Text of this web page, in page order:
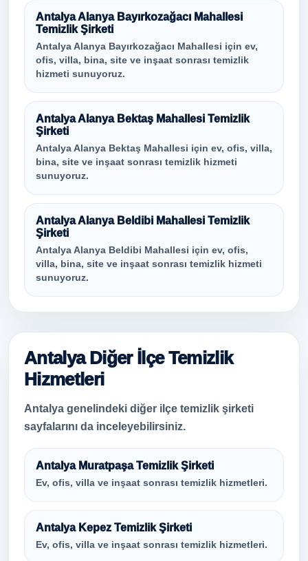
Antalya Alanya Bayırkozağacı Mahallesi
Temizlik Şirketi
Antalya Alanya Bayırkozağacı Mahallesi için ev,
ofis, villa, bina, site ve inşaat sonrası temizlik
hizmeti sunuyoruz.
Antalya Alanya Bektaş Mahallesi Temizlik
Şirketi
Antalya Alanya Bektaş Mahallesi için ev, ofis, villa,
bina, site ve inşaat sonrası temizlik hizmeti
sunuyoruz.
Antalya Alanya Beldibi Mahallesi Temizlik
Şirketi
Antalya Alanya Beldibi Mahallesi için ev, ofis,
villa, bina, site ve inşaat sonrası temizlik hizmeti
sunuyoruz.
Antalya Diğer İlçe Temizlik
Hizmetleri
Antalya genelindeki diğer ilçe temizlik şirketi
sayfalarını da inceleyebilirsiniz.
Antalya Muratpaşa Temizlik Şirketi
Ev, ofis, villa ve inşaat sonrası temizlik hizmetleri.
Antalya Kepez Temizlik Şirketi
Ev, ofis, villa ve inşaat sonrası temizlik hizmetleri.